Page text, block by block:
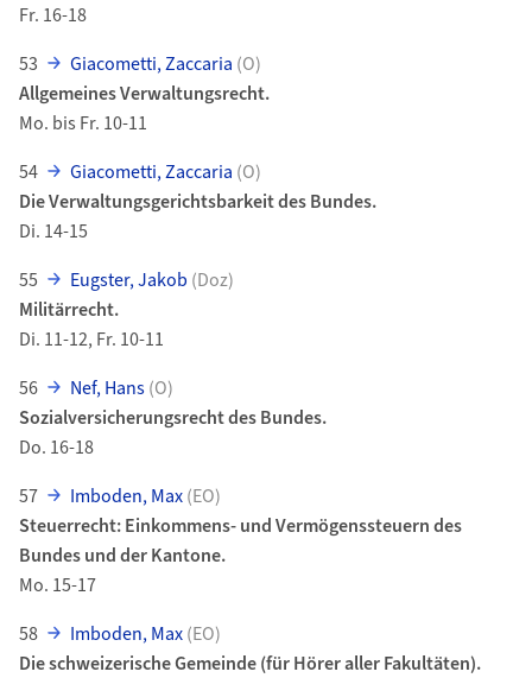
Fr. 16-18
53
Giacometti, Zaccaria (O)
Allgemeines Verwaltungsrecht.
Mo. bis Fr. 10-11
54
Giacometti, Zaccaria (O)
Die Verwaltungsgerichtsbarkeit des Bundes.
Di. 14-15
55
Eugster, Jakob (Doz)
Militärrecht.
Di. 11-12, Fr. 10-11
56
Nef, Hans(O)
Sozialversicherungsrecht des Bundes.
Do. 16-18
57
Imboden, Max(EO)
Steuerrecht: Einkommens- und Vermögenssteuern des
Bundes und der Kantone.
Mo. 15-17
58
Imboden, Max(EO)
Die schweizerische Gemeinde (für Hörer aller Fakultäten).